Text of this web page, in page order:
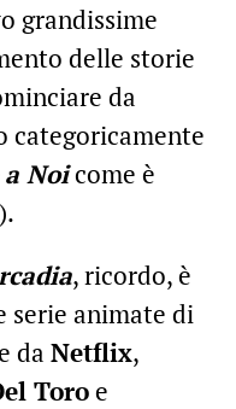
grandissime
delle storie
da
categoricamente
Noicome è
, ricordo, è
serie animate di
da Netflix,
Toroe